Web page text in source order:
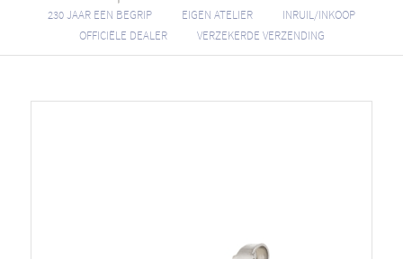
230 JAAR EEN BEGRIP EIGEN ATELIER
INRUIL/INKOOP
OFFICIËLE DEALER
VERZEKERDE VERZENDING